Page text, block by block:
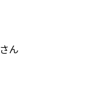
さん